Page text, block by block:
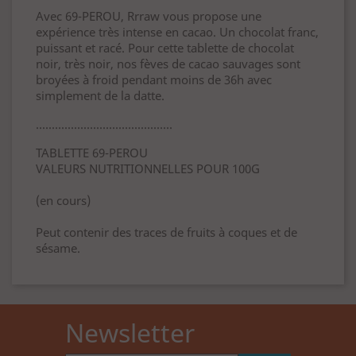
Avec 69-PEROU, Rrraw vous propose une
expérience très intense en cacao. Un chocolat franc,
puissant et racé. Pour cette tablette de chocolat
noir, très noir, nos fèves de cacao sauvages sont
broyées à froid pendant moins de 36h avec
simplement de la datte.
...........................................
TABLETTE 69-PEROU
VALEURS NUTRITIONNELLES POUR 100G
(en cours)
Peut contenir des traces de fruits à coques et de
sésame.
Newsletter